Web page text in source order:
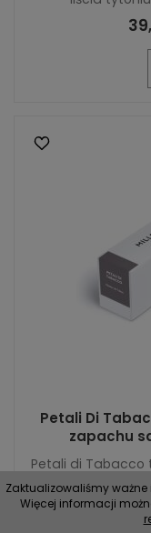
Petali Di
zapachu
Petali di Tabacco
drzewne i
aromatem
Zaktualizowaliśmy
Więcej informacji